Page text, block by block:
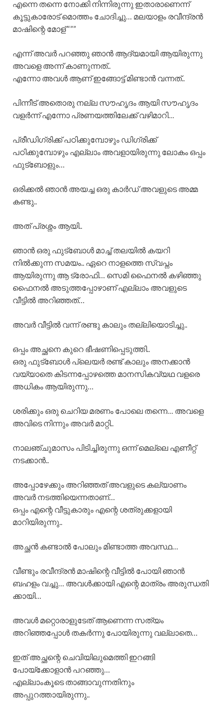
എന്നെ തന്നെ നോക്കി നിന്നിരുന്നു ഇതാരാണെന്ന്
കൂട്ടുകാരോട് മൊത്തം ചോദിച്ചു… മലയാളം രവീന്ദ്രൻ
മാഷിന്റെ മോള് “””
എന്ന് അവർ പറഞ്ഞു ഞാൻ ആദ്യമായി ആയിരുന്നു
അവളെ അന്ന് കാണുന്നത്..
എന്നോ അവൾ ആണ് ഇങ്ങോട്ട് മിണ്ടാൻ വന്നത്..
പിന്നീട് അതൊരു നല്ല സൗഹൃദം ആയി സൗഹൃദം
വളർന്ന് എന്നോ പ്രണയത്തിലേക്ക് വഴിമാറി…
പ്രീഡിഗ്രിക്ക് പഠിക്കുമ്പോഴും ഡിഗ്രിക്ക്
പഠിക്കുമ്പോഴും എല്ലാം അവളായിരുന്നു ലോകം ഒപ്പം
ഫുട്ബോളും…
ഒരിക്കൽ ഞാൻ അയച്ച ഒരു കാർഡ് അവളുടെ അമ്മ
കണ്ടു..
അത് പ്രശ്നം ആയി..
ഞാൻ ഒരു ഫുട്ബോൾ മാച്ച് തലയിൽ കയറി
നിൽക്കുന്ന സമയം.. ഏറെ നാളത്തെ സ്വപ്നം
ആയിരുന്നു ആ ട്രോഫി… സെമി ഫൈനൽ കഴിഞ്ഞു
ഫൈനൽ അടുത്തപ്പോഴാണ് എല്ലാം അവളുടെ
വീട്ടിൽ അറിഞ്ഞത്…
അവർ വീട്ടിൽ വന്ന് രണ്ടു കാലും തല്ലിയൊടിച്ചു..
ഒപ്പം അച്ഛനെ കുറെ ഭീഷണിപ്പെടുത്തി..
ഒരു ഫുട്ബോൾ പ്ലെയർ രണ്ട് കാലും അനക്കാൻ
വയ്യാതെ കിടന്നപ്പോഴത്തെ മാനസികവ്യഥ വളരെ
അധികം ആയിരുന്നു…
ശരിക്കും ഒരു ചെറിയ മരണം പോലെ തന്നെ… അവളെ
അവിടെ നിന്നും അവർ മാറ്റി..
നാലഞ്ചുമാസം പിടിച്ചിരുന്നു ഒന്ന് മെല്ലെ എണീറ്റ്
നടക്കാൻ..
അപ്പോഴേക്കും അറിഞ്ഞത് അവളുടെ കല്യാണം
അവർ നടത്തിയെന്നതാണ്…
ഒപ്പം എന്റെ വീട്ടുകാരും എന്റെ ശത്രുക്കളായി
മാറിയിരുന്നു..
അച്ഛൻ കണ്ടാൽ പോലും മിണ്ടാത്ത അവസ്ഥ…
വീണ്ടും രവീന്ദ്രൻ മാഷിന്റെ വീട്ടിൽ പോയി ഞാൻ
ബഹളം വച്ചു… അവൾക്കായി എന്റെ മാത്രം അരുന്ധതി
ക്കായി…
അവൾ മറ്റൊരാളുടേത് ആണെന്ന സത്യം
അറിഞ്ഞപ്പോൾ തകർന്നു പോയിരുന്നു വല്ലാതെ…
ഇത് അച്ഛന്റെ ചെവിയിലുമെത്തി ഇറങ്ങി
പോയ്ക്കോളാൻ പറഞ്ഞു…
എല്ലാംകൂടെ താങ്ങാവുന്നതിനും
അപ്പുറത്തായിരുന്നു..